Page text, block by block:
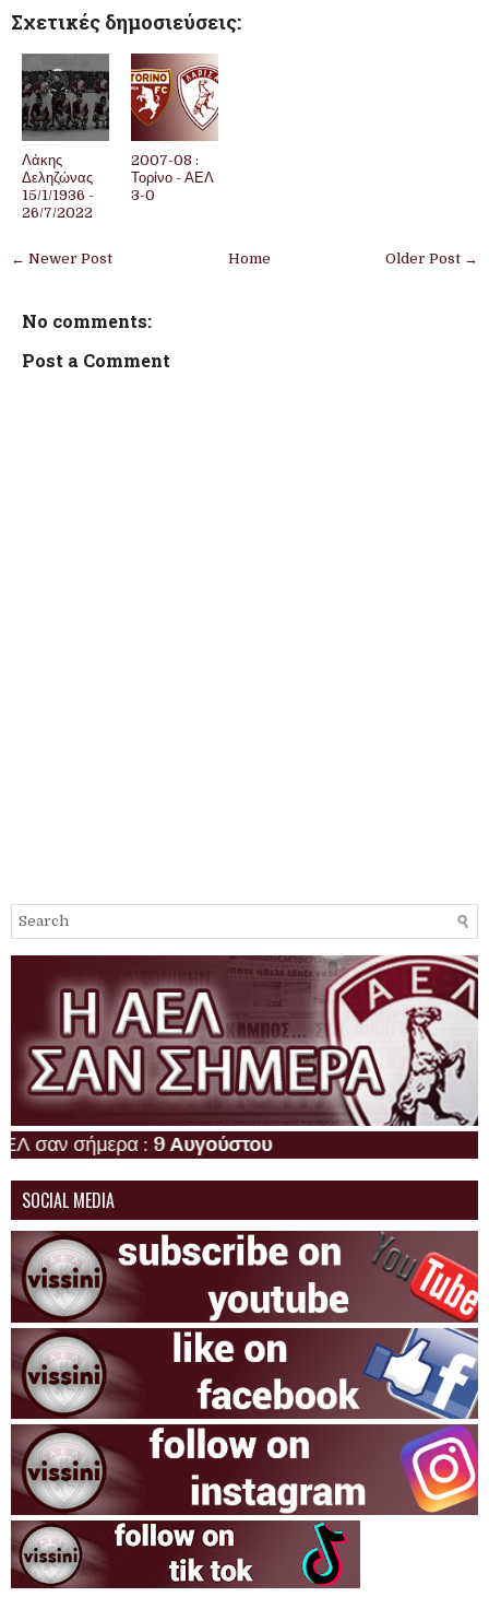
Σχετικές δημοσιεύσεις:
Λάκης
Δεληζώνας
15/1/1936 -
26/7/2022
2007-08 :
Τορίνο - ΑΕΛ
3-0
← Newer Post Older Post →
Home
No comments:
Post a Comment
σήμερα :9 Αυγούστου
SOCIAL MEDIA